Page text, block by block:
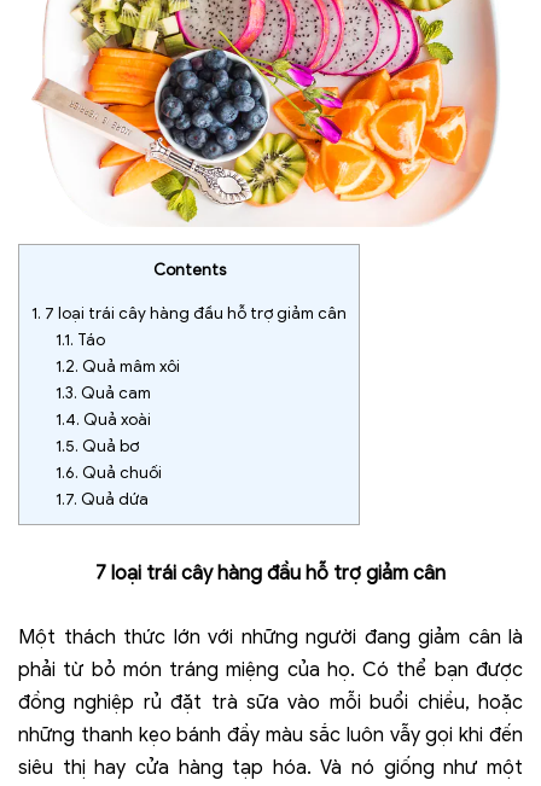
Contents
1. 7 loại trái cây hàng đầu hỗ trợ giảm cân
1.1. Táo
1.2. Quả mâm xôi
1.3. Quả cam
1.4. Quả xoài
1.5. Quả bơ
1.6. Quả chuối
1.7. Quả dứa
7 loại trái cây hàng đầu hỗ trợ giảm cân
Một thách thức lớn với những người đang giảm cân là
phải từ bỏ món tráng miệng của họ. Có thể bạn được
đồng nghiệp rủ đặt trà sữa vào mỗi buổi chiều, hoặc
những thanh kẹo bánh đầy màu sắc luôn vẫy gọi khi đến
siêu thị hay cửa hàng tạp hóa. Và nó giống như một